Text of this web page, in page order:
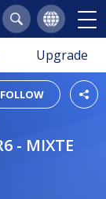
Upgrade
FOLLOW